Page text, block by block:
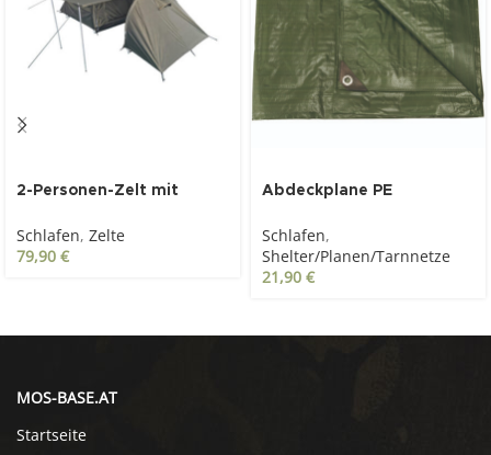
2-Personen-Zelt mit
Schlafen, Zelte
79,90 €
Abdeckplane PE
Schlafen,
Shelter/Planen/Tarnnetze
21,90 €
MOS-BASE.AT
Startseite